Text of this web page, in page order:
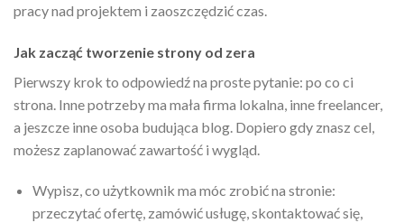
pracy nad projektem i zaoszczędzić czas.
Jak zacząć tworzenie strony od zera
Pierwszy krok to odpowiedź na proste pytanie: po co ci
strona. Inne potrzeby ma mała firma lokalna, inne freelancer,
a jeszcze inne osoba budująca blog. Dopiero gdy znasz cel,
możesz zaplanować zawartość i wygląd.
Wypisz, co użytkownik ma móc zrobić na stronie:
przeczytać ofertę, zamówić usługę, skontaktować się,